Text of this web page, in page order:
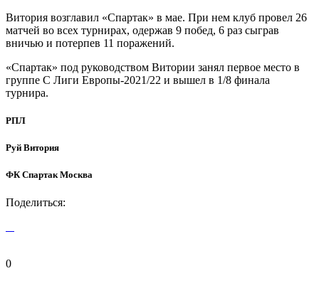
Витория возглавил «Спартак» в мае. При нем клуб провел 26
матчей во всех турнирах, одержав 9 побед, 6 раз сыграв
вничью и потерпев 11 поражений.
«Спартак» под руководством Витории занял первое место в
группе C Лиги Европы-2021/22 и вышел в 1/8 финала
турнира.
РПЛ
Руй Витория
ФК Спартак Москва
Поделиться:
0